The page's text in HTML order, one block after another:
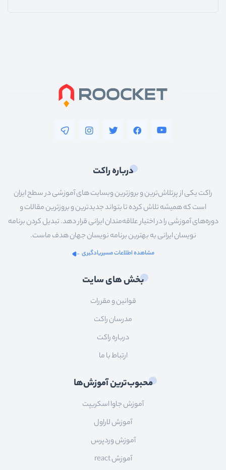
درباره راکت
راکت یکی از پرتلاش‌ترین و بروزترین وبسایت های آموزشی در سطح ایران
است که همیشه تلاش کرده تا بتواند جدیدترین و بروزترین مقالات و
دوره‌های آموزشی را در اختیار علاقه‌مندان ایرانی قرار دهد. تبدیل کردن برنامه
نویسان ایرانی به بهترین برنامه نویسان جهان هدف ماست.
مشاهده اطلاعات مسیریادگیری
بخش های سایت
قوانین و مقررات
مدرسان راکت
درباره راکت
ارتباط با ما
محبوب‌ترین آموزش‌ها
آموزش جاوا اسکریپت
آموزش لاراول
آموزش وردپرس
آموزش react